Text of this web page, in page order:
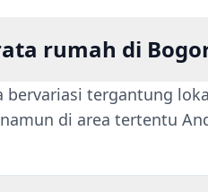
rumah di
bervariasi tergantung
di area tertentu